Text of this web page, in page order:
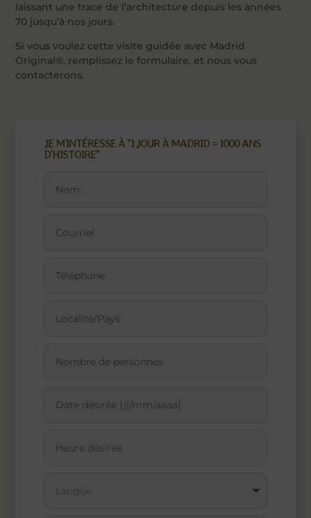
laissant une trace de l’architecture depuis les années
70 jusqu’à nos jours.
Si vous voulez cette visite guidée avec Madrid
Original®, remplissez le formulaire, et nous vous
contacterons.
JE M’INTÉRESSE À "1 JOUR À MADRID = 1000 ANS
D’HISTOIRE"